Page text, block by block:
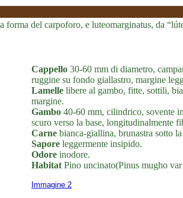
del carpoforo, e luteomarginatus, da
Cappello 30-60 mm di diametro,
ruggine su fondo giallastro, margine
Lamelle libere al gambo, fitte, sottili,
margine.
Gambo 40-60 mm, cilindrico, sovente
scuro verso la base, longitudinalmente
Carne bianca-giallina, brunastra sotto
Sapore leggermente insipido.
Odore inodore.
Habitat Pino uncinato(Pinus mugho
Immagine 2